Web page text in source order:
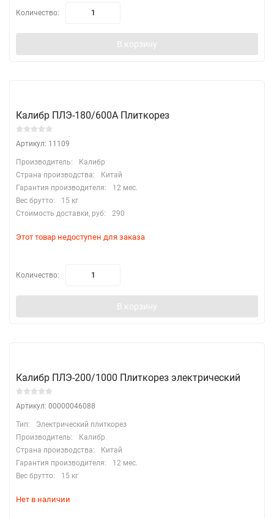
Количество:
В корзину
Калибр ПЛЭ-180/600А Плиткорез
Артикул: 11109
Производитель:
Калибр
Страна производства:
Китай
Гарантия производителя:
12 мес.
Вес брутто:
15 кг
Стоимость доставки, руб:
290
Этот товар недоступен для заказа
Количество:
В корзину
Калибр ПЛЭ-200/1000 Плиткорез электрический
Артикул: 00000046088
Тип:
Электрический плиткорез
Производитель:
Калибр
Страна производства:
Китай
Гарантия производителя:
12 мес.
Вес брутто:
15 кг
Нет в наличии